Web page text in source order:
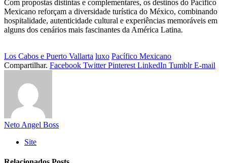
Com propostas distintas e complementares, os destinos do Pacífico
Mexicano reforçam a diversidade turística do México, combinando
hospitalidade, autenticidade cultural e experiências memoráveis em
alguns dos cenários mais fascinantes da América Latina.
Los Cabos e Puerto Vallarta luxo Pacífico Mexicano
Compartilhar. Facebook Twitter Pinterest LinkedIn Tumblr E-mail
Neto Angel Boss
Site